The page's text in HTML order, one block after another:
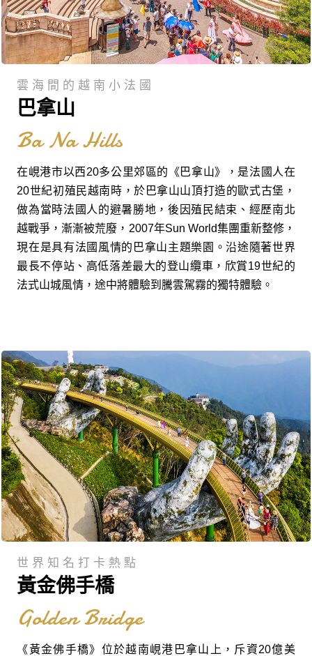
雲海間的越南小法國
巴拿山
Ba Na Hills
在峴港市以西20多公里郊區的《巴拿山》，是法國人在
20世紀初殖民越南時，於巴拿山山頂打造的歐式古堡，
做為當時法國人的避暑勝地，後因殖民結束、經歷南北
越戰爭，漸漸被荒廢，2007年Sun World集團重新整修，
現在是具有法國風情的巴拿山主題樂園。沿途隨著世界
最長不停站、高低落差最大的登山纜車，欣賞19世紀的
法式山城風情，途中將體驗到騰雲駕霧的獨特體驗。
世界知名打卡熱點
黃金佛手橋
Golden Bridge
《黃金佛手橋》位於越南峴港巴拿山上，斥資20億美